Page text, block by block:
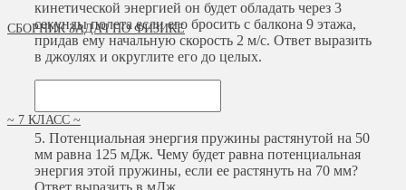
СБОРНИК ЗАДАЧ ПО ФИЗИКЕ
~ 7 КЛАСС ~
кинетической энергией он будет обладать через 3
секунды полета если его бросить с балкона 9 этажа,
придав ему начальную скорость 2 м/с. Ответ выразить
в джоулях и округлите его до целых.
5. Потенциальная энергия пружины растянутой на 50
мм равна 125 мДж. Чему будет равна потенциальная
энергия этой пружины, если ее растянуть на 70 мм?